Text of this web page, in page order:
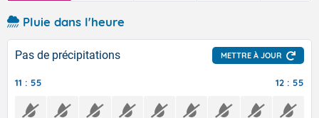
Pluie dans l'heure
Pas de précipitations METTRE À JOUR
11 : 55 12 : 55